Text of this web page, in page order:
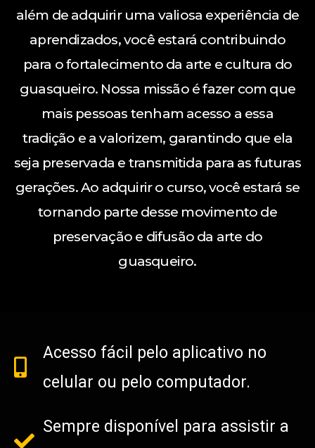
além de adquirir uma valiosa experiência de
aprendizados, você estará contribuindo
para o fortalecimento da arte e cultura do
guasqueiro. Nossa missão é fazer com que
mais pessoas tenham acesso a essa
tradição e a valorizem, garantindo que ela
seja preservada e transmitida para as futuras
gerações. Ao adquirir o curso, você estará se
tornando parte desse movimento de
preservação e difusão da arte do
guasqueiro.
Acesso fácil pelo aplicativo no
celular ou pelo computador.
Sempre disponível para assistir a